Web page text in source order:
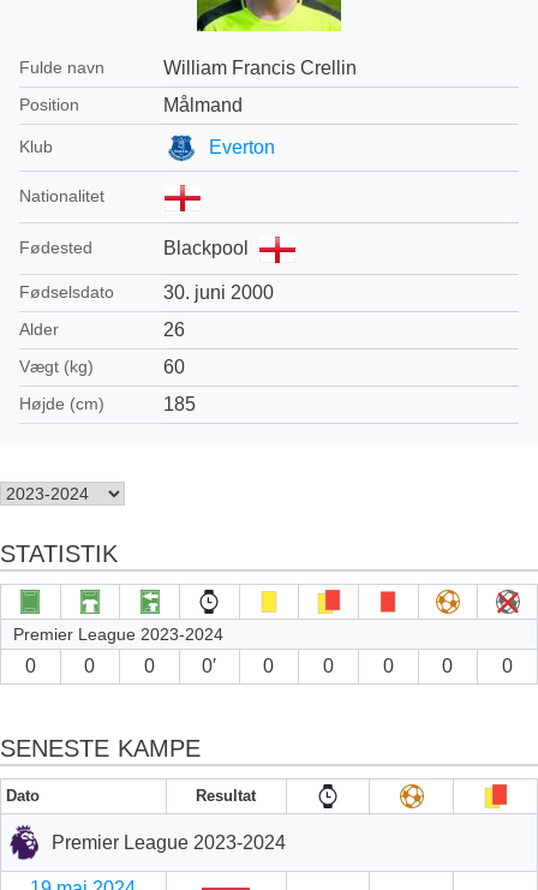
Fulde navn William Francis Crellin
Position Målmand
Klub Everton
Nationalitet
Fødested Blackpool
Fødselsdato 30. juni 2000
Alder 26
Vægt (kg) 60
Højde (cm) 185
STATISTIK
Premier League 2023-2024
0 0 0 0′ 0 0 0 0 0
SENESTE KAMPE
Dato Resultat
Premier League 2023-2024